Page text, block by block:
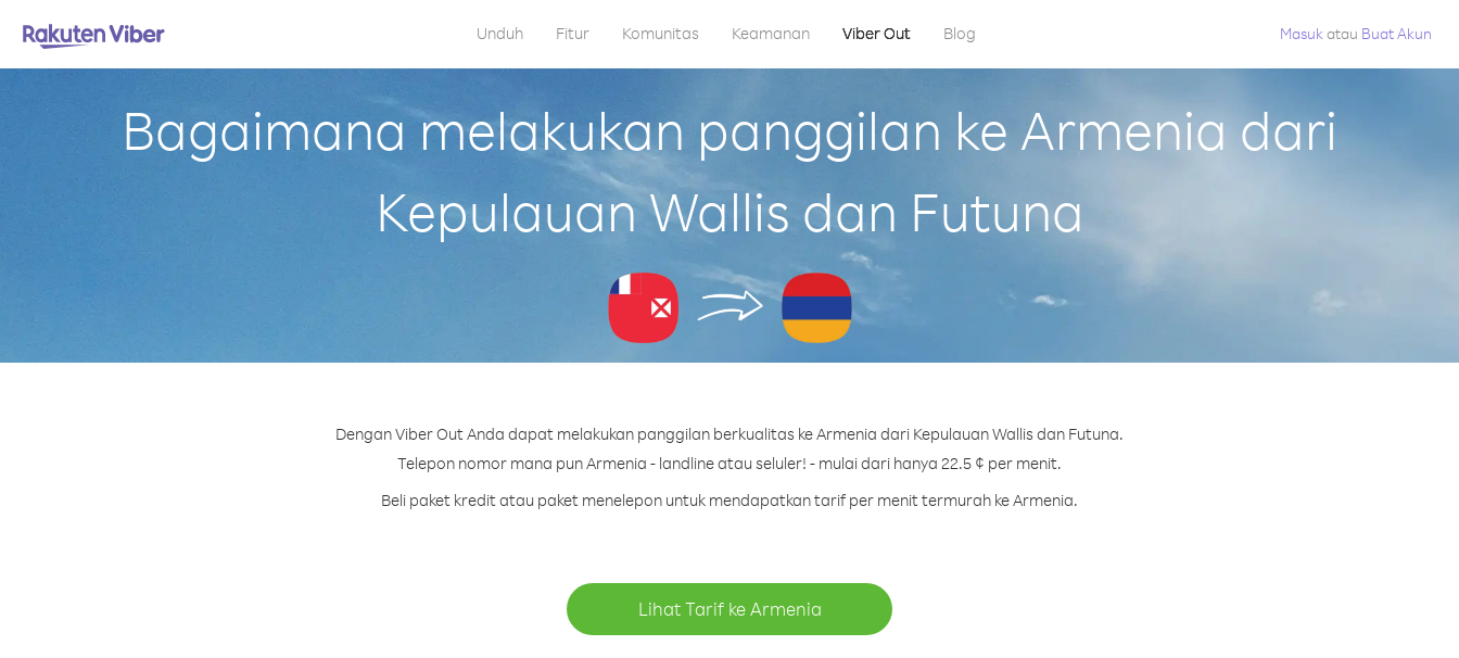
Unduh Fitur Komunitas Keamanan Viber Out Blog Masuk atau Buat Akun
Bagaimana melakukan panggilan ke Armenia dari
Kepulauan Wallis dan Futuna
Dengan Viber Out Anda dapat melakukan panggilan berkualitas ke Armenia dari Kepulauan Wallis dan Futuna.
Telepon nomor mana pun Armenia - landline atau seluler! - mulai dari hanya 22.5 ¢ per menit.
Beli paket kredit atau paket menelepon untuk mendapatkan tarif per menit termurah ke Armenia.
Lihat Tarif ke Armenia